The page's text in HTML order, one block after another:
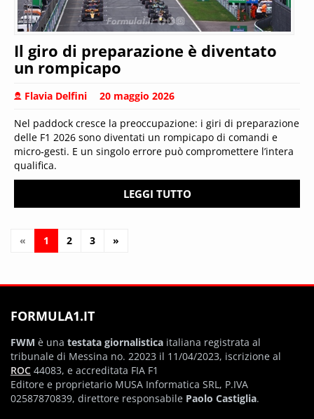
Il giro di preparazione è diventato
un rompicapo
Flavia Delfini 20 maggio 2026
Nel paddock cresce la preoccupazione: i giri di preparazione
delle F1 2026 sono diventati un rompicapo di comandi e
micro‑gesti. E un singolo errore può compromettere l’intera
qualifica.
LEGGI TUTTO
« 1 2 3 »
FORMULA1.IT
FWM è una testata giornalistica italiana registrata al
tribunale di Messina no. 22023 il 11/04/2023, iscrizione al
ROC 44083, e accreditata FIA F1
Editore e proprietario MUSA Informatica SRL, P.IVA
02587870839, direttore responsabile Paolo Castiglia.